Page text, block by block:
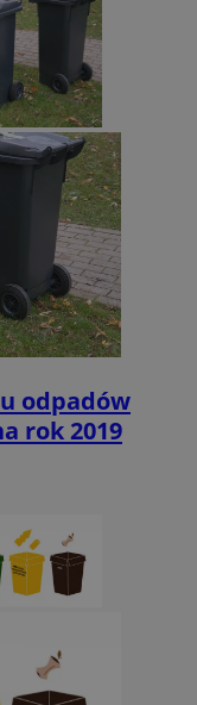
odpadów
rok 2019